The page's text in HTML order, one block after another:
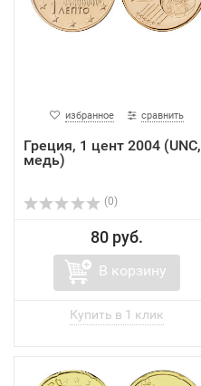
избранное сравнить
Греция, 1 цент 2004 (UNC,
медь)
(0)
80 руб.
В корзину